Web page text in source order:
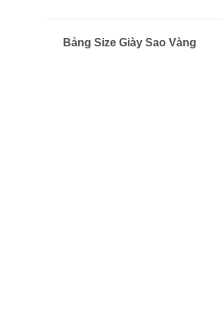
Bảng Size Giày Sao Vàng